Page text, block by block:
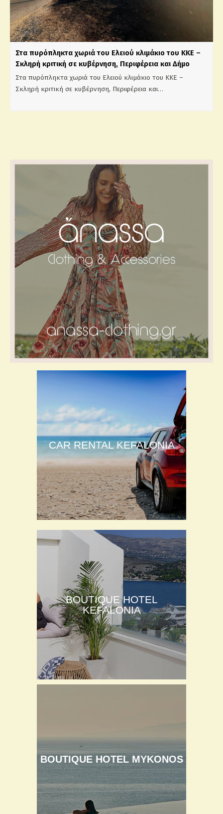
Στα πυρόπληκτα χωριά του Ελειού κλιμάκιο του ΚΚΕ –
Σκληρή κριτική σε κυβέρνηση, Περιφέρεια και Δήμο
Στα πυρόπληκτα χωριά του Ελειού κλιμάκιο του ΚΚΕ –
Σκληρή κριτική σε κυβέρνηση, Περιφέρεια και…
CAR RENTAL KEFALONIA
BOUTIQUE HOTEL
KEFALONIA
BOUTIQUE HOTEL MYKONOS